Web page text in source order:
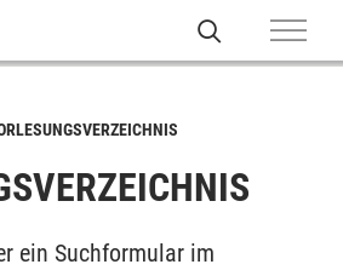
ein Suchformular im